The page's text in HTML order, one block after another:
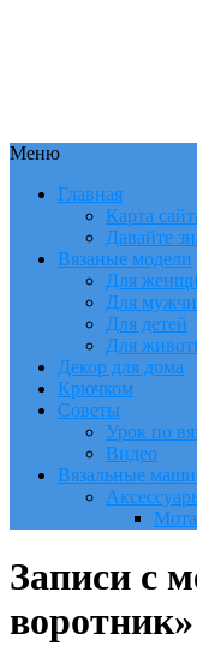
Меню
Главная
Карта
Давайте
Вязаные модели
Для
Для
Для детей
Для
Декор для дома
Крючком
Советы
Урок по
Видео
Вязальные
Записи с
воротник»